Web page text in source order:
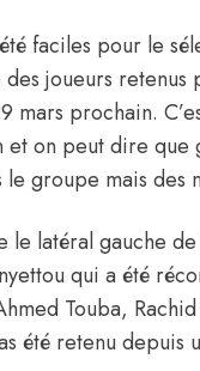
faciles pour le
joueurs retenus
prochain.
on peut dire que
groupe mais des
latéral gauche de
qui a été
Touba,
été retenu depuis